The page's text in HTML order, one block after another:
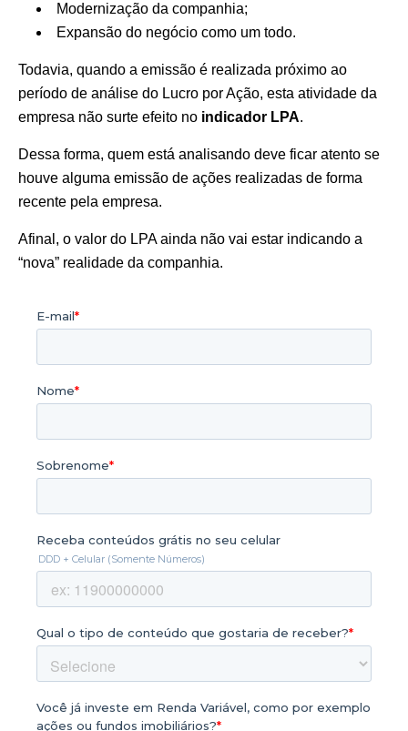
Modernização da companhia;
Expansão do negócio como um todo.
Todavia, quando a emissão é realizada próximo ao
período de análise do Lucro por Ação, esta atividade da
empresa não surte efeito no indicador LPA.
Dessa forma, quem está analisando deve ficar atento se
houve alguma emissão de ações realizadas de forma
recente pela empresa.
Afinal, o valor do LPA ainda não vai estar indicando a
“nova” realidade da companhia.